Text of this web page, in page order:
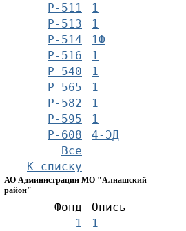
Р-511
1
Р-513
1
Р-514
1Ф
Р-516
1
Р-540
1
Р-565
1
Р-582
1
Р-595
1
Р-608
4-ЭД
Все
К списку
АО Администрации МО "Алнашский
район"
Фонд
Опись
1
1